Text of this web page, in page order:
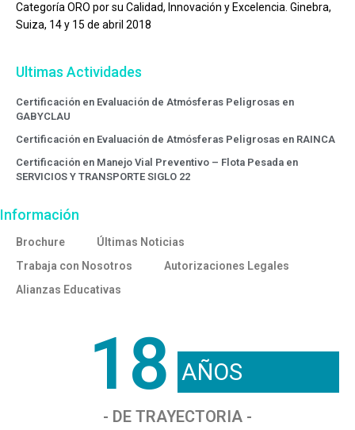
Categoría ORO por su Calidad, Innovación y Excelencia. Ginebra,
Suiza, 14 y 15 de abril 2018
Ultimas Actividades
Certificación en Evaluación de Atmósferas Peligrosas en
GABYCLAU
Certificación en Evaluación de Atmósferas Peligrosas en RAINCA
Certificación en Manejo Vial Preventivo – Flota Pesada en
SERVICIOS Y TRANSPORTE SIGLO 22
Información
Brochure
Últimas Noticias
Trabaja con Nosotros
Autorizaciones Legales
Alianzas Educativas
18 AÑOS
- DE TRAYECTORIA -